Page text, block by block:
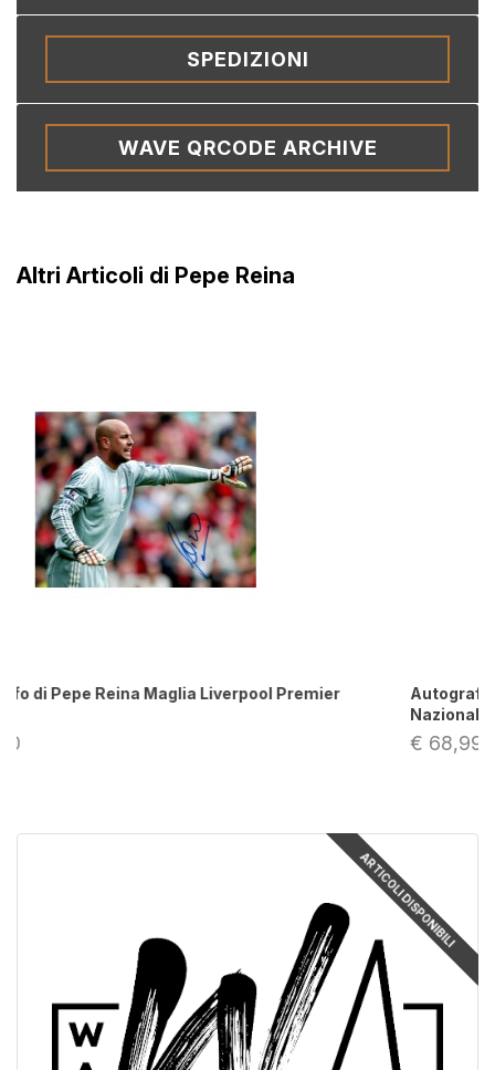
ARTICOLI DISPONIBILI
SPEDIZIONI
WAVE QRCODE ARCHIVE
Altri Articoli di Pepe Reina
Autografo di Pepe Reina Portiere Fotografia